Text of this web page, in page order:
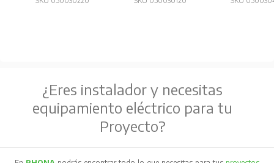
¿Eres instalador y necesitas
equipamiento eléctrico para tu
Proyecto?